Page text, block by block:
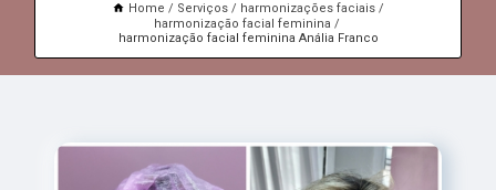
Home Serviços
harmonizações faciais
harmonização facial feminina
harmonização facial feminina Anália Franco